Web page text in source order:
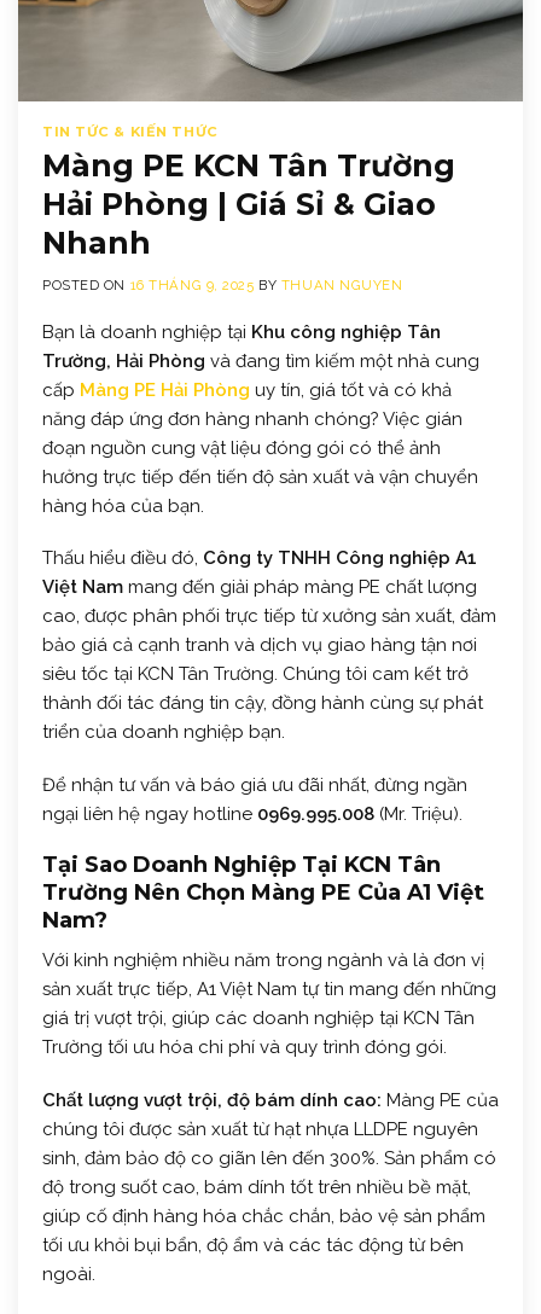
TIN TỨC & KIẾN THỨC
Màng PE KCN Tân Trường
Hải Phòng | Giá Sỉ & Giao
Nhanh
POSTED ON 16 THÁNG 9, 2025 BY THUAN NGUYEN
Bạn là doanh nghiệp tại Khu công nghiệp Tân
Trường, Hải Phòng và đang tìm kiếm một nhà cung
cấp Màng PE Hải Phòng uy tín, giá tốt và có khả
năng đáp ứng đơn hàng nhanh chóng? Việc gián
đoạn nguồn cung vật liệu đóng gói có thể ảnh
hưởng trực tiếp đến tiến độ sản xuất và vận chuyển
hàng hóa của bạn.
Thấu hiểu điều đó, Công ty TNHH Công nghiệp A1
Việt Nam mang đến giải pháp màng PE chất lượng
cao, được phân phối trực tiếp từ xưởng sản xuất, đảm
bảo giá cả cạnh tranh và dịch vụ giao hàng tận nơi
siêu tốc tại KCN Tân Trường. Chúng tôi cam kết trở
thành đối tác đáng tin cậy, đồng hành cùng sự phát
triển của doanh nghiệp bạn.
Để nhận tư vấn và báo giá ưu đãi nhất, đừng ngần
ngại liên hệ ngay hotline 0969.995.008 (Mr. Triệu).
Tại Sao Doanh Nghiệp Tại KCN Tân
Trường Nên Chọn Màng PE Của A1 Việt
Nam?
Với kinh nghiệm nhiều năm trong ngành và là đơn vị
sản xuất trực tiếp, A1 Việt Nam tự tin mang đến những
giá trị vượt trội, giúp các doanh nghiệp tại KCN Tân
Trường tối ưu hóa chi phí và quy trình đóng gói.
Chất lượng vượt trội, độ bám dính cao: Màng PE của
chúng tôi được sản xuất từ hạt nhựa LLDPE nguyên
sinh, đảm bảo độ co giãn lên đến 300%. Sản phẩm có
độ trong suốt cao, bám dính tốt trên nhiều bề mặt,
giúp cố định hàng hóa chắc chắn, bảo vệ sản phẩm
tối ưu khỏi bụi bẩn, độ ẩm và các tác động từ bên
ngoài.